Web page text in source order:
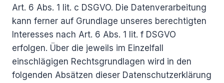
Art. 6 Abs. 1 lit. c DSGVO. Die Datenverarbeitung
kann ferner auf Grundlage unseres berechtigten
Interesses nach Art. 6 Abs. 1 lit. f DSGVO
erfolgen. Über die jeweils im Einzelfall
einschlägigen Rechtsgrundlagen wird in den
folgenden Absätzen dieser Datenschutzerklärung